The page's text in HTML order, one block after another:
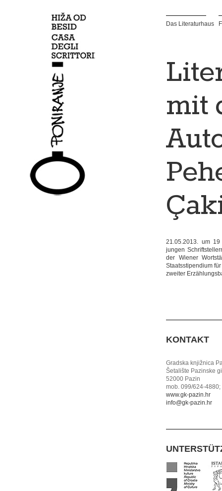
Das Literaturhaus
mit
21.05.2013. um
jungen
der Wiener
Staatsstipendium
zweiter
KONTAKT
Gradska knjižnica
Šetalište Pazinske
52000 Pazin
mob. 099/624-
www.gk-pazin.hr
info@gk-pazin.hr